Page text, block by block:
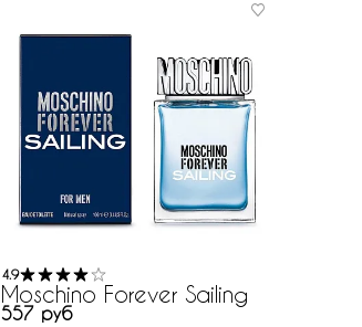
4.9
Moschino Forever Sailing
557 руб